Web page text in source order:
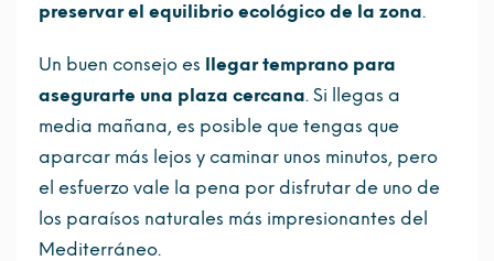
preservar el equilibrio ecológico de la zona.
Un buen consejo es llegar temprano para
asegurarte una plaza cercana. Si llegas a
media mañana, es posible que tengas que
aparcar más lejos y caminar unos minutos, pero
el esfuerzo vale la pena por disfrutar de uno de
los paraísos naturales más impresionantes del
Mediterráneo.